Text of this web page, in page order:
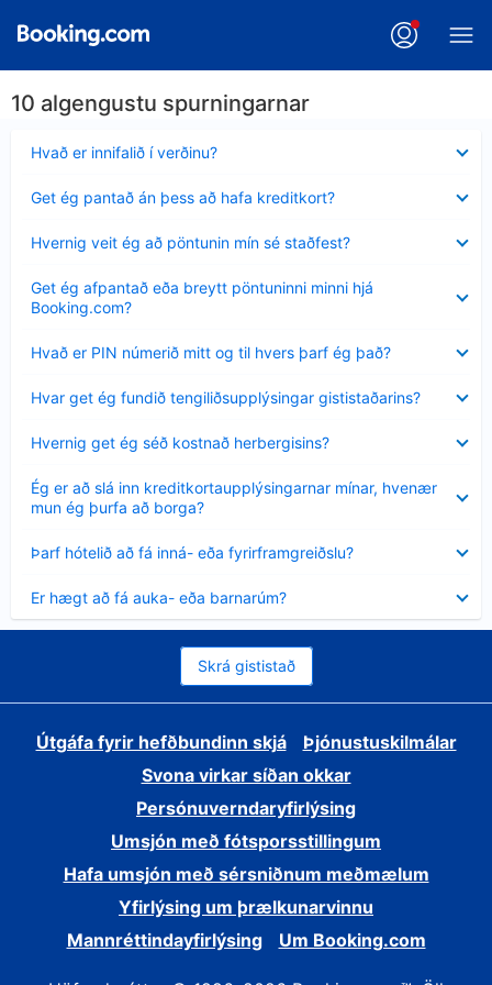
10 algengustu spurningarnar
Hvað er innifalið í verðinu?
sýnt
Get ég pantað án þess að hafa kreditkort?
sýnt
Hvernig veit ég að pöntunin mín sé staðfest?
sýnt
Get ég afpantað eða breytt pöntuninni minni hjá
Booking.com?
sýnt
Hvað er PIN númerið mitt og til hvers þarf ég það?
sýnt
Hvar get ég fundið tengiliðsupplýsingar gististaðarins?
sýnt
Hvernig get ég séð kostnað herbergisins?
sýnt
Ég er að slá inn kreditkortaupplýsingarnar mínar, hvenær
mun ég þurfa að borga?
Minna
sýnt
Þarf hótelið að fá inná- eða fyrirframgreiðslu?
sýnt
Er hægt að fá auka- eða barnarúm?
sýnt
Skrá gististað
Útgáfa fyrir hefðbundinn skjá
Þjónustuskilmálar
Svona virkar síðan okkar
Persónuverndaryfirlýsing
Umsjón með fótsporsstillingum
Hafa umsjón með sérsniðnum meðmælum
Yfirlýsing um þrælkunarvinnu
Mannréttindayfirlýsing
Um Booking.com